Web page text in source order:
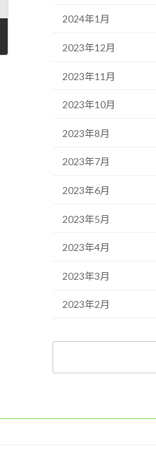
2024年1月
2023年12月
2023年11月
2023年10月
2023年8月
2023年7月
2023年6月
2023年5月
2023年4月
2023年3月
2023年2月